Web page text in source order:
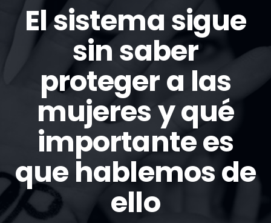
El sistema sigue
sin saber
proteger a las
mujeres y qué
importante es
que hablemos de
ello